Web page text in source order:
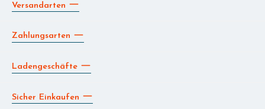
Versandarten
Zahlungsarten
Ladengeschäfte
Sicher Einkaufen